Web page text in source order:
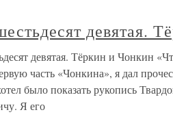
девятая.
девятая. Тёркин и Чонкин
часть «Чонкина», я дал
было показать рукопись
Я его